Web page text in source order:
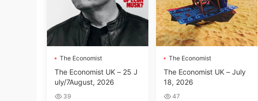
The Economist
The Economist UK – 25 J
uly/7August, 2026
39
The Economist
The Economist UK – July
18, 2026
47